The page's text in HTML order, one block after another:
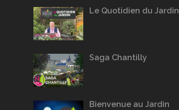
Le Quotidien du Jardin
Saga Chantilly
Bienvenue au Jardin